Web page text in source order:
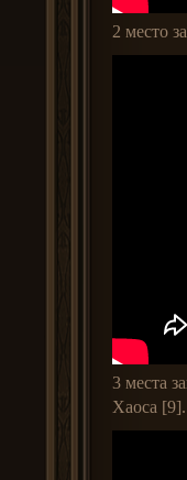
2 место
3 места
Хаоса [9].